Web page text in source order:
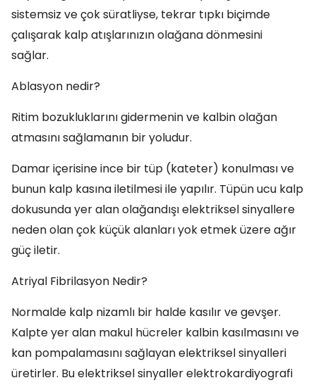
sistemsiz ve çok süratliyse, tekrar tıpkı biçimde
çalışarak kalp atışlarınızın olağana dönmesini
sağlar.
Ablasyon nedir?
Ritim bozukluklarını gidermenin ve kalbin olağan
atmasını sağlamanın bir yoludur.
Damar içerisine ince bir tüp (kateter) konulması ve
bunun kalp kasına iletilmesi ile yapılır. Tüpün ucu kalp
dokusunda yer alan olağandışı elektriksel sinyallere
neden olan çok küçük alanları yok etmek üzere ağır
güç iletir.
Atriyal Fibrilasyon Nedir?
Normalde kalp nizamlı bir halde kasılır ve gevşer.
Kalpte yer alan makul hücreler kalbin kasılmasını ve
kan pompalamasını sağlayan elektriksel sinyalleri
üretirler. Bu elektriksel sinyaller elektrokardiyografi